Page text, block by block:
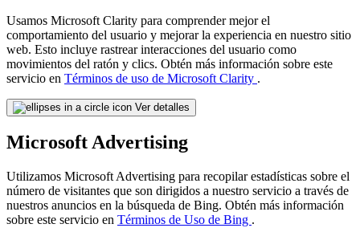
Usamos Microsoft Clarity para comprender mejor el
comportamiento del usuario y mejorar la experiencia en nuestro sitio
web. Esto incluye rastrear interacciones del usuario como
movimientos del ratón y clics. Obtén más información sobre este
servicio en Términos de uso de Microsoft Clarity .
Ver detalles
Microsoft Advertising
Utilizamos Microsoft Advertising para recopilar estadísticas sobre el
número de visitantes que son dirigidos a nuestro servicio a través de
nuestros anuncios en la búsqueda de Bing. Obtén más información
sobre este servicio en Términos de Uso de Bing .